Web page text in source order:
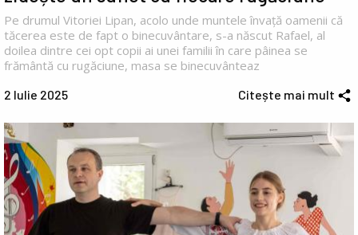
Pe drumul Vitoriei Lipan, acolo unde muntele învață oamenii că
tăcerea este de fapt o binecuvântare, s-a născut Rafael, al
doilea dintre cei opt copii ai unei familii în care pâinea se
frământă cu rugăciune, masa se binecuvânteaz
2 Iulie 2025 Citește mai mult